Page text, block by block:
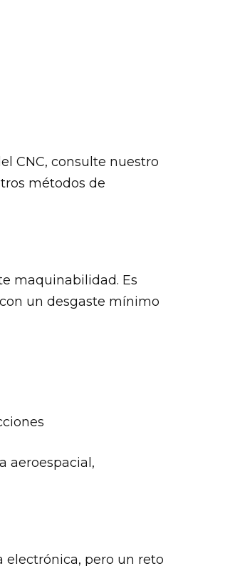
CNC, consulte nuestro
métodos de
maquinabilidad. Es
un desgaste mínimo
aeroespacial,
electrónica, pero un reto